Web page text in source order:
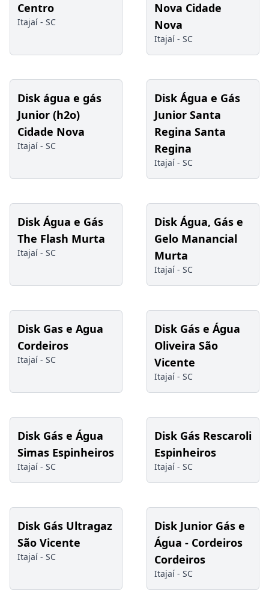
Centro
Itajaí - SC
Nova Cidade
Nova
Itajaí - SC
Disk água e gás
Junior (h2o)
Cidade Nova
Itajaí - SC
Disk Água e Gás
Junior Santa
Regina Santa
Regina
Itajaí - SC
Disk Água e Gás
The Flash Murta
Itajaí - SC
Disk Água, Gás e
Gelo Manancial
Murta
Itajaí - SC
Disk Gas e Agua
Cordeiros
Itajaí - SC
Disk Gás e Água
Oliveira São
Vicente
Itajaí - SC
Disk Gás e Água
Simas Espinheiros
Itajaí - SC
Disk Gás Rescaroli
Espinheiros
Itajaí - SC
Disk Gás Ultragaz
São Vicente
Itajaí - SC
Disk Junior Gás e
Água - Cordeiros
Cordeiros
Itajaí - SC